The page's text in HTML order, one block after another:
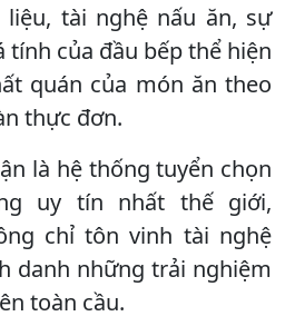
tài nghệ nấu ăn, sự
tính của đầu bếp thể hiện
quán của món ăn theo
thực đơn.
là hệ thống tuyển chọn
uy tín nhất thế giới,
chỉ tôn vinh tài nghệ
danh những trải nghiệm
toàn cầu.